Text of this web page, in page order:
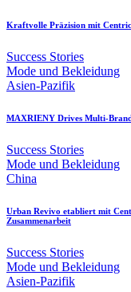
Kraftvolle Präzision mit
Success Stories
Mode und Bekleidung
Asien-Pazifik
MAXRIENY Drives Multi-
Success Stories
Mode und Bekleidung
China
Urban Revivo etabliert mit
Zusammenarbeit
Success Stories
Mode und Bekleidung
Asien-Pazifik